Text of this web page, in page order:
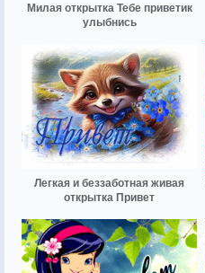
Милая открытка Тебе приветик
улыбнись
Легкая и беззаботная живая
открытка Привет